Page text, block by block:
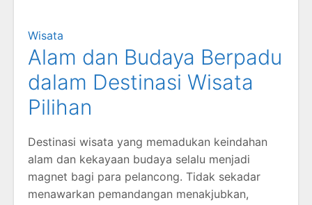
Wisata
Alam dan Budaya Berpadu
dalam Destinasi Wisata
Pilihan
Destinasi wisata yang memadukan keindahan
alam dan kekayaan budaya selalu menjadi
magnet bagi para pelancong. Tidak sekadar
menawarkan pemandangan menakjubkan,